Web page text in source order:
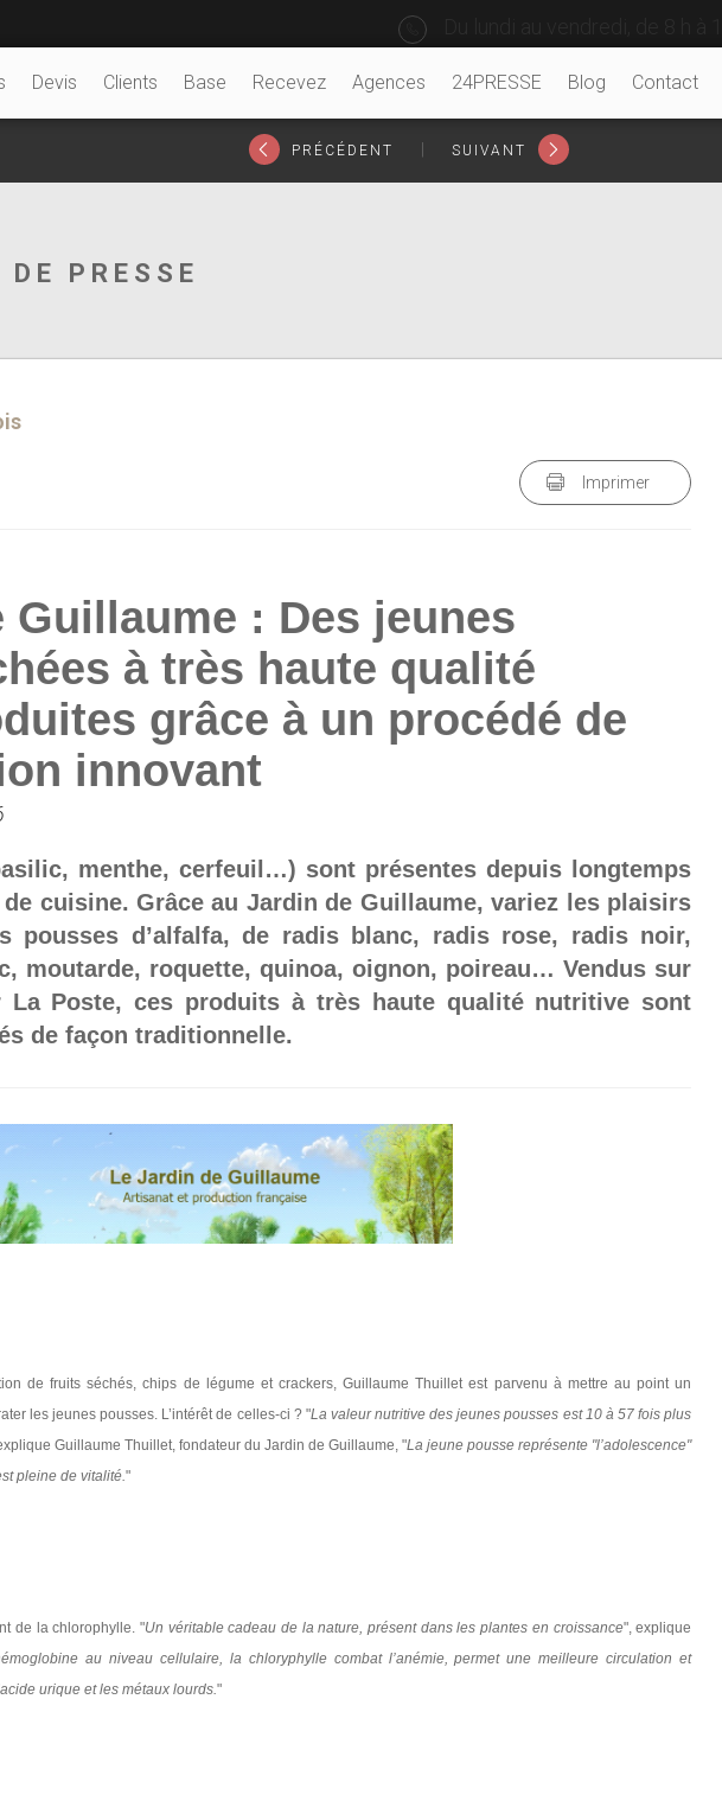
Devis Clients Base Recevez Agences 24PRESSE Blog Contact
PRÉCÉDENT SUIVANT
PRESSE
Imprimer
Guillaume : Des jeunes
à très haute qualité
grâce à un procédé de
innovant
menthe, cerfeuil…) sont présentes depuis longtemps
cuisine. Grâce au Jardin de Guillaume, variez les plaisirs
pousses d’alfalfa, de radis blanc, radis rose, radis noir,
moutarde, roquette, quinoa, oignon, poireau… Vendus sur
La Poste, ces produits à très haute qualité nutritive sont
de façon traditionnelle.
de fruits séchés, chips de légume et crackers, Guillaume Thuillet est parvenu à mettre au point un
les jeunes pousses. L’intérêt de celles-ci ? "La valeur nutritive des jeunes pousses est 10 à 57 fois plus
Guillaume Thuillet, fondateur du Jardin de Guillaume, "La jeune pousse représente "l’adolescence"
pleine de vitalité."
de la chlorophylle. "Un véritable cadeau de la nature, présent dans les plantes en croissance", explique
au niveau cellulaire, la chloryphylle combat l’anémie, permet une meilleure circulation et
urique et les métaux lourds."